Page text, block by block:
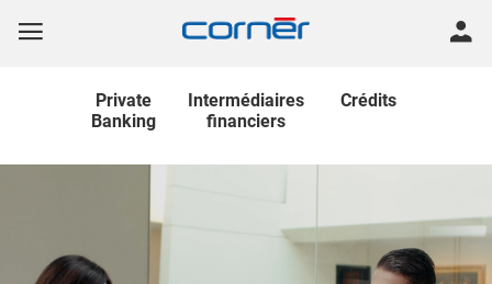
Private
Banking
Intermédiaires
financiers
Crédits